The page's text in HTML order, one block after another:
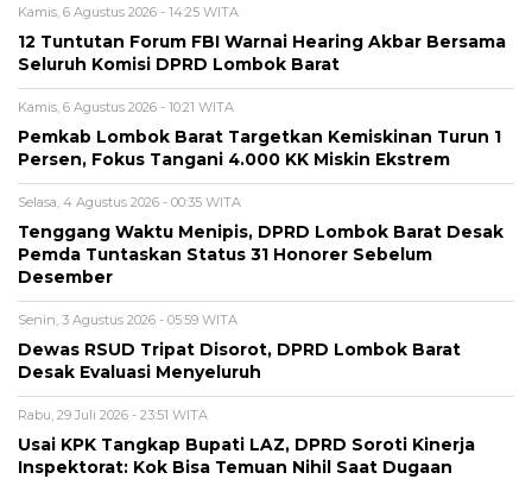
Kamis, 6 Agustus 2026 - 14:25 WITA
12 Tuntutan Forum FBI Warnai Hearing Akbar Bersama
Seluruh Komisi DPRD Lombok Barat
Kamis, 6 Agustus 2026 - 10:21 WITA
Pemkab Lombok Barat Targetkan Kemiskinan Turun 1
Persen, Fokus Tangani 4.000 KK Miskin Ekstrem
Selasa, 4 Agustus 2026 - 00:35 WITA
Tenggang Waktu Menipis, DPRD Lombok Barat Desak
Pemda Tuntaskan Status 31 Honorer Sebelum
Desember
Senin, 3 Agustus 2026 - 05:59 WITA
Dewas RSUD Tripat Disorot, DPRD Lombok Barat
Desak Evaluasi Menyeluruh
Rabu, 29 Juli 2026 - 23:51 WITA
Usai KPK Tangkap Bupati LAZ, DPRD Soroti Kinerja
Inspektorat: Kok Bisa Temuan Nihil Saat Dugaan